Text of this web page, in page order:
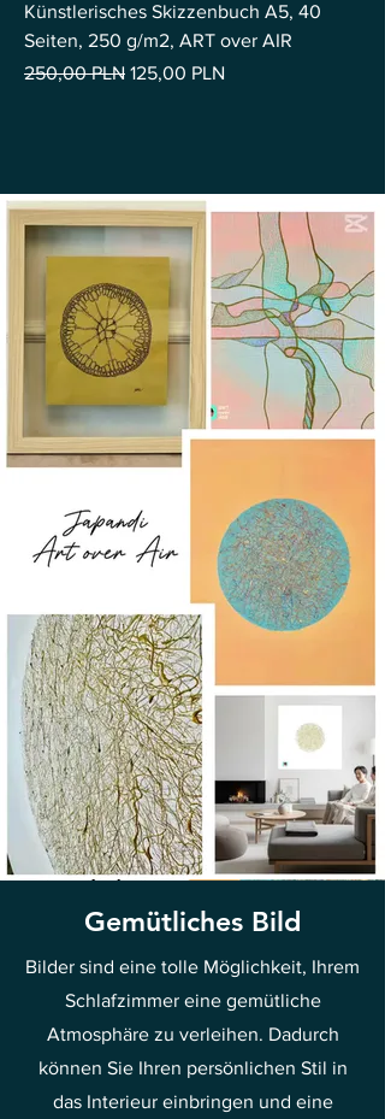
Künstlerisches Skizzenbuch A5, 40
Seiten, 250 g/m2, ART over AIR
Standardpreis
250,00 PLN Sale-Preis
125,00 PLN
Gemütliches Bild
Bilder sind eine tolle Möglichkeit, Ihrem
Schlafzimmer eine gemütliche
Atmosphäre zu verleihen. Dadurch
können Sie Ihren persönlichen Stil in
das Interieur einbringen und eine